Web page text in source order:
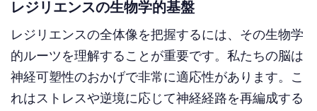
レジリエンスの生物学的基盤
レジリエンスの全体像を把握するには、その生物学
的ルーツを理解することが重要です。私たちの脳は
神経可塑性のおかげで非常に適応性があります。こ
れはストレスや逆境に応じて神経経路を再編成する